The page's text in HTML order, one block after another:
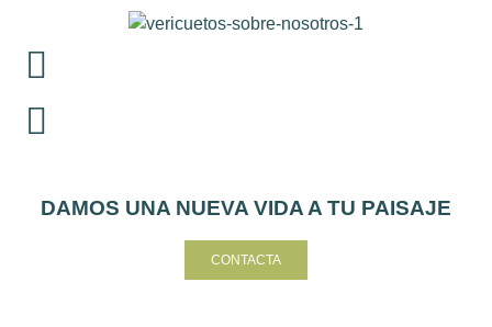
DAMOS UNA NUEVA VIDA A TU PAISAJE
CONTACTA